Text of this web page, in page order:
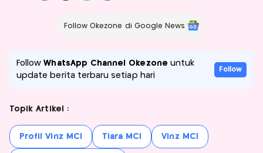
Follow Okezone di Google News
FollowWhatsApp Channel Okezone untuk
update berita terbaru setiap hari
Follow
Topik Artikel :
Profil Vinz MCI Tiara MCI Vinz MCI